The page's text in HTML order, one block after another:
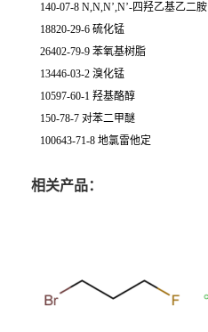
140-07-8 N,N,N’,N’-四羟乙基乙二胺
18820-29-6 硫化锰
26402-79-9 苯氧基树脂
13446-03-2 溴化锰
10597-60-1 羟基酪醇
150-78-7 对苯二甲醚
100643-71-8 地氯雷他定
相关产品：